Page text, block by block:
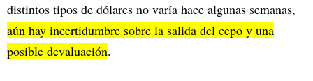
distintos tipos de dólares no varía hace algunas semanas,
aún hay incertidumbre sobre la salida del cepo y una
posible devaluación.